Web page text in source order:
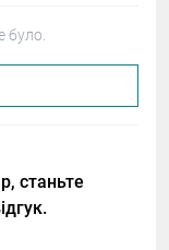
було.
станьте